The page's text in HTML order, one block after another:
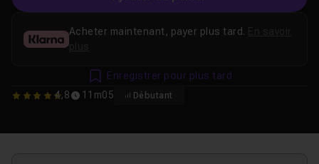
4.8 4,8 11m05 Débutant
Acheter maintenant, payer plus tard.
plus
Enregistrer pour plus tard